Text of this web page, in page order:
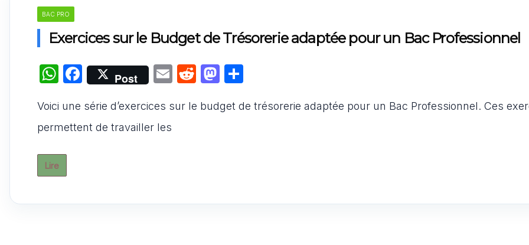
BAC PRO
Exercices sur le Budget de Trésorerie adaptée pour un Bac Professionnel
W
at
s
A
p
F
a
c
e
k
Post
E
ai
R
d
M
st ta
Voici une série d’exercices sur le budget de trésorerie adaptée pour un Bac Professionnel. Ces
permettent de travailler les
Lire